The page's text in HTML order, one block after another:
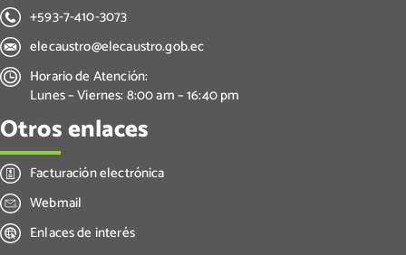
+593-7-410-3073
elecaustro@elecaustro.gob.ec
Horario de Atención:
Lunes – Viernes: 8:00 am – 16:40 pm
Otros enlaces
Facturación electrónica
Webmail
Enlaces de interés